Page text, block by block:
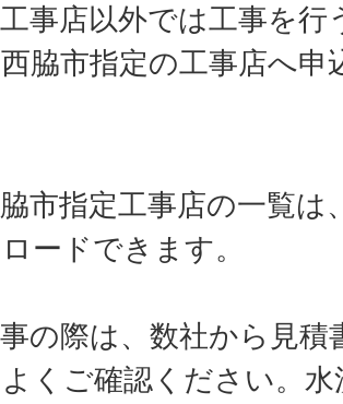
事店以外では工事を
脇市指定の工事店へ
市指定工事店の一覧は
ードできます。
の際は、数社から見積
くご確認ください。